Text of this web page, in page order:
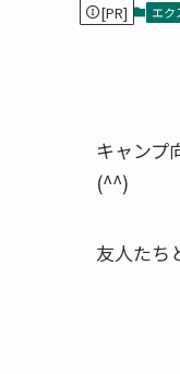
[PR] エク
キャンプ
(^^)
友人たち